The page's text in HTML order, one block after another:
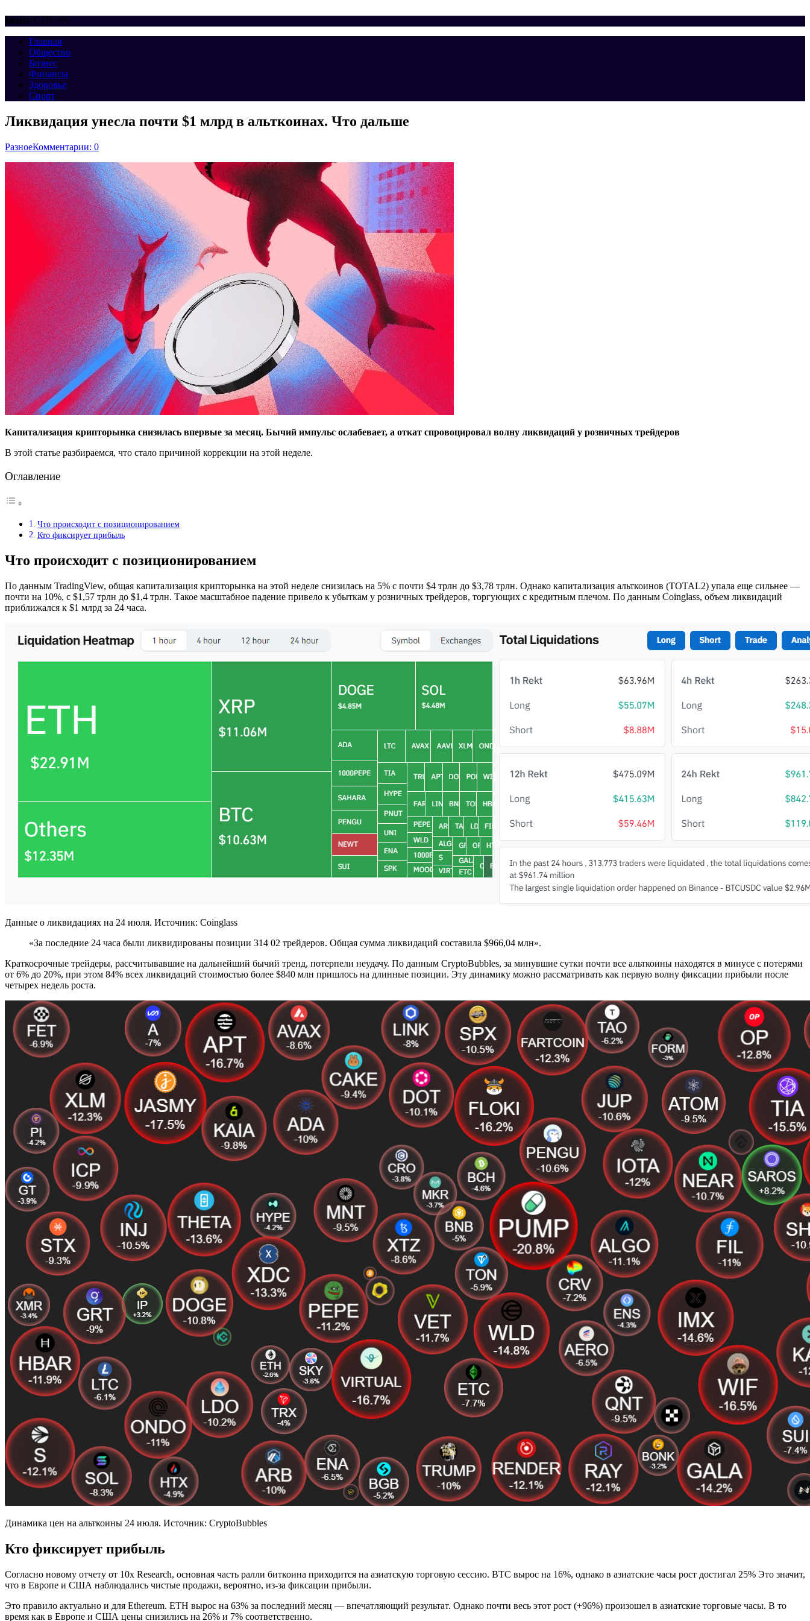
НОВОСТИ 360
Меню
Главная
Общество
Бизнес
Финансы
Здоровье
Спорт
Ликвидация унесла почти $1 млрд в альткоинах. Что дальше
РазноеКомментарии: 0
Капитализация крипторынка снизилась впервые за месяц. Бычий импульс ослабевает, а откат спровоцировал волну ликвидаций у розничных трейдеров
В этой статье разбираемся, что стало причиной коррекции на этой неделе.
Оглавление
Что происходит с позиционированием
Кто фиксирует прибыль
Что происходит с позиционированием
По данным TradingView, общая капитализация крипторынка на этой неделе снизилась на 5% с почти $4 трлн до $3,78 трлн. Однако капитализация альткоинов (TOTAL2) упала еще сильнее —
почти на 10%, с $1,57 трлн до $1,4 трлн. Такое масштабное падение привело к убыткам у розничных трейдеров, торгующих с кредитным плечом. По данным Coinglass, объем ликвидаций
приближался к $1 млрд за 24 часа.
Данные о ликвидациях на 24 июля. Источник: Coinglass
«За последние 24 часа были ликвидированы позиции 314 02 трейдеров. Общая сумма ликвидаций составила $966,04 млн».
Краткосрочные трейдеры, рассчитывавшие на дальнейший бычий тренд, потерпели неудачу. По данным CryptoBubbles, за минувшие сутки почти все альткоины находятся в минусе с потерями
от 6% до 20%, при этом 84% всех ликвидаций стоимостью более $840 млн пришлось на длинные позиции. Эту динамику можно рассматривать как первую волну фиксации прибыли после
четырех недель роста.
Динамика цен на альткоины 24 июля. Источник: CryptoBubbles
Кто фиксирует прибыль
Согласно новому отчету от 10x Research, основная часть ралли биткоина приходится на азиатскую торговую сессию. BTC вырос на 16%, однако в азиатские часы рост достигал 25% Это значит,
что в Европе и США наблюдались чистые продажи, вероятно, из-за фиксации прибыли.
Это правило актуально и для Ethereum. ETH вырос на 63% за последний месяц — впечатляющий результат. Однако почти весь этот рост (+96%) произошел в азиатские торговые часы. В то
время как в Европе и США цены снизились на 26% и 7% соответственно.